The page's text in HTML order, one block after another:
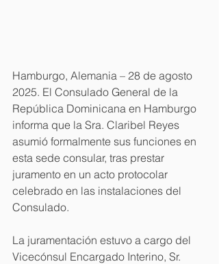
Hamburgo, Alemania – 28 de agosto
2025. El Consulado General de la
República Dominicana en Hamburgo
informa que la Sra. Claribel Reyes
asumió formalmente sus funciones en
esta sede consular, tras prestar
juramento en un acto protocolar
celebrado en las instalaciones del
Consulado.
La juramentación estuvo a cargo del
Vicecónsul Encargado Interino, Sr.